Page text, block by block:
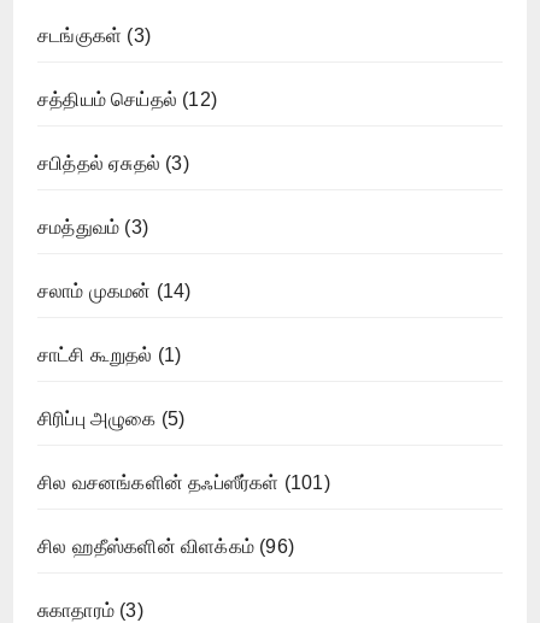
சடங்குகள் (3)
சத்தியம் செய்தல் (12)
சபித்தல் ஏசுதல் (3)
சமத்துவம் (3)
சலாம் முகமன் (14)
சாட்சி கூறுதல் (1)
சிரிப்பு அழுகை (5)
சில வசனங்களின் தஃப்ஸீர்கள் (101)
சில ஹதீஸ்களின் விளக்கம் (96)
சுகாதாரம் (3)